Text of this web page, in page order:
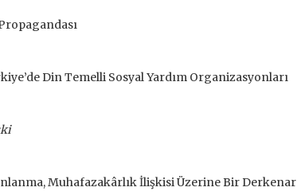
Dünyaya Baudrillard'ın
Penceresinden Bakmak
Monadoloji
Din Temelli Sosyal Yardım Organizasyonları
Muhafazakârlık İlişkisi Üzerine Bir Derkenar